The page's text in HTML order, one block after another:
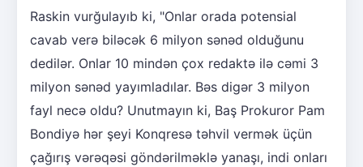
Raskin vurğulayıb ki, "Onlar orada potensial
cavab verə biləcək 6 milyon sənəd olduğunu
dedilər. Onlar 10 mindən çox redaktə ilə cəmi 3
milyon sənəd yayımladılar. Bəs digər 3 milyon
fayl necə oldu? Unutmayın ki, Baş Prokuror Pam
Bondiyə hər şeyi Konqresə təhvil vermək üçün
çağırış vərəqəsi göndərilməklə yanaşı, indi onları